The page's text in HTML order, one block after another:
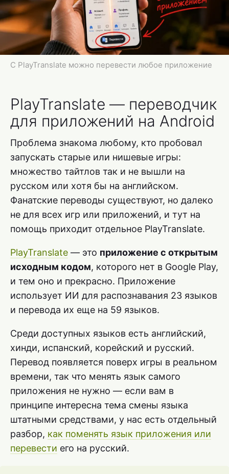
С PlayTranslate можно перевести любое приложение
PlayTranslate — переводчик
для приложений на Android
Проблема знакома любому, кто пробовал
запускать старые или нишевые игры:
множество тайтлов так и не вышли на
русском или хотя бы на английском.
Фанатские переводы существуют, но далеко
не для всех игр или приложений, и тут на
помощь приходит отдельное PlayTranslate.
PlayTranslate — это приложение с открытым
исходным кодом, которого нет в Google Play,
и тем оно и прекрасно. Приложение
использует ИИ для распознавания 23 языков
и перевода их еще на 59 языков.
Среди доступных языков есть английский,
хинди, испанский, корейский и русский.
Перевод появляется поверх игры в реальном
времени, так что менять язык самого
приложения не нужно — если вам в
принципе интересна тема смены языка
штатными средствами, у нас есть отдельный
разбор, как поменять язык приложения или
перевести его на русский.